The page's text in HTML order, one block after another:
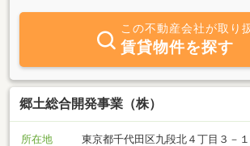
この不動産会社が取り
賃貸物件を探す
郷土総合開発事業（株）
所在地
東京都千代田区九段北４丁目３－